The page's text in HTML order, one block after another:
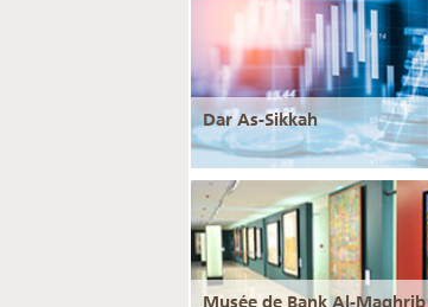
Dar As-Sikkah
Musée de Bank Al-Maghrib